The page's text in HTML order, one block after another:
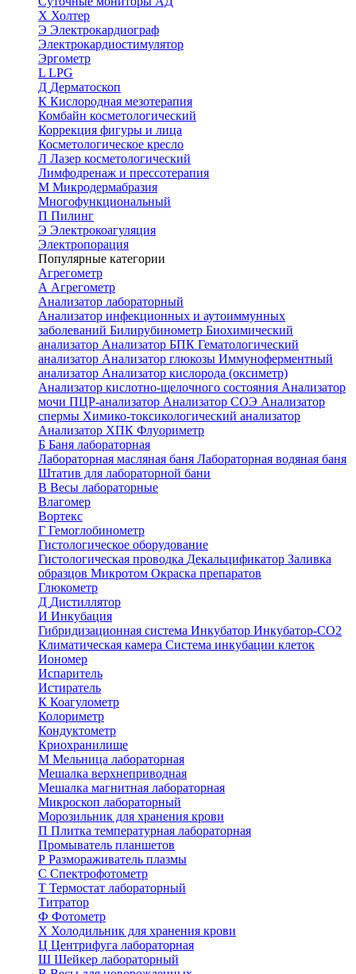
Х Холтер
Э Электрокардиограф
Электрокардиостимулятор
Эргометр
L LPG
Д Дерматоскоп
К Кислородная мезотерапия
Комбайн косметологический
Коррекция фигуры и лица
Косметологическое кресло
Л Лазер косметологический
Лимфодренаж и прессотерапия
М Микродермабразия
Многофункциональный
П Пилинг
Э Электрокоагуляция
Электропорация
Популярные категории
Агрегометр
А Агрегометр
Анализатор лабораторный
Анализатор инфекционных и аутоиммунных
заболеваний Билирубинометр Биохимический
анализатор Анализатор БПК Гематологический
анализатор Анализатор глюкозы Иммуноферментный
анализатор Анализатор кислорода (оксиметр)
Анализатор кислотно-щелочного состояния Анализатор
мочи ПЦР-анализатор Анализатор СОЭ Анализатор
спермы Химико-токсикологический анализатор
Анализатор ХПК Флуориметр
Б Баня лабораторная
Лабораторная масляная баня Лабораторная водяная баня
Штатив для лабораторной бани
В Весы лабораторные
Влагомер
Вортекс
Г Гемоглобинометр
Гистологическое оборудование
Гистологическая проводка Декальцификатор Заливка
образцов Микротом Окраска препаратов
Глюкометр
Д Дистиллятор
И Инкубация
Гибридизационная система Инкубатор Инкубатор-СО2
Климатическая камера Система инкубации клеток
Иономер
Испаритель
Истиратель
К Коагулометр
Колориметр
Кондуктометр
Криохранилище
М Мельница лабораторная
Мешалка верхнеприводная
Мешалка магнитная лабораторная
Микроскоп лабораторный
Морозильник для хранения крови
П Плитка температурная лабораторная
Промыватель планшетов
Р Размораживатель плазмы
С Спектрофотометр
Т Термостат лабораторный
Титратор
Ф Фотометр
Х Холодильник для хранения крови
Ц Центрифуга лабораторная
Ш Шейкер лабораторный